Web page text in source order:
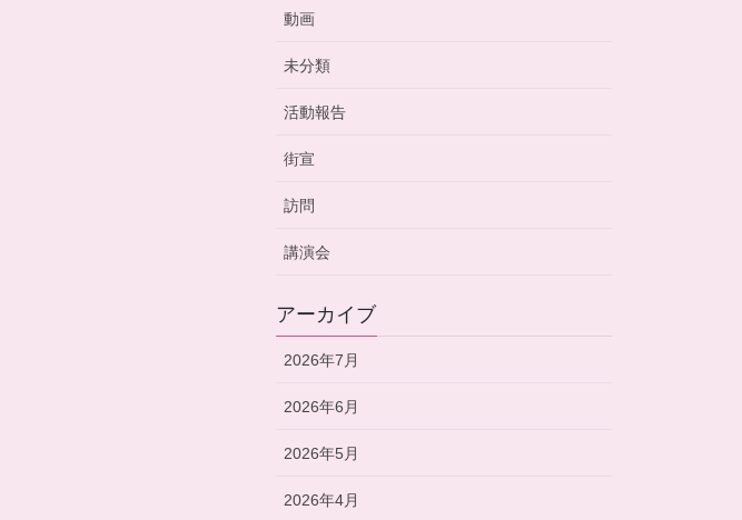
動画
未分類
活動報告
街宣
訪問
講演会
アーカイブ
2026年7月
2026年6月
2026年5月
2026年4月